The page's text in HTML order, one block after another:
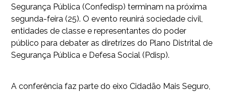
Segurança Pública (Confedisp) terminam na próxima
segunda-feira (25). O evento reunirá sociedade civil,
entidades de classe e representantes do poder
público para debater as diretrizes do Plano Distrital de
Segurança Pública e Defesa Social (Pdisp).
A conferência faz parte do eixo Cidadão Mais Seguro,